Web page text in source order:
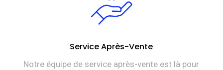
Service Après-Vente
Notre équipe de service après-vente est là pour